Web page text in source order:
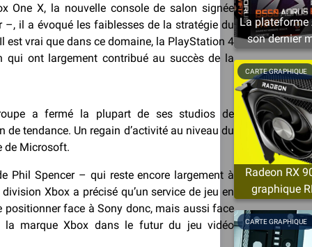
One X, la nouvelle console de salon signée
il a évoqué les faiblesses de la stratégie du
est vrai que dans ce domaine, la PlayStation 4
qui ont largement contribué au succès de la
a fermé la plupart de ses studios de
tendance. Un regain d’activité au niveau du
de Microsoft.
Phil Spencer – qui reste encore largement à
Xbox a précisé qu’un service de jeu en
positionner face à Sony donc, mais aussi face
la marque Xbox dans le futur du jeu vidéo
La plateforme
son dernier
Radeon RX
graphique
CARTE GRAPHIQUE
CARTE GRAPHIQUE